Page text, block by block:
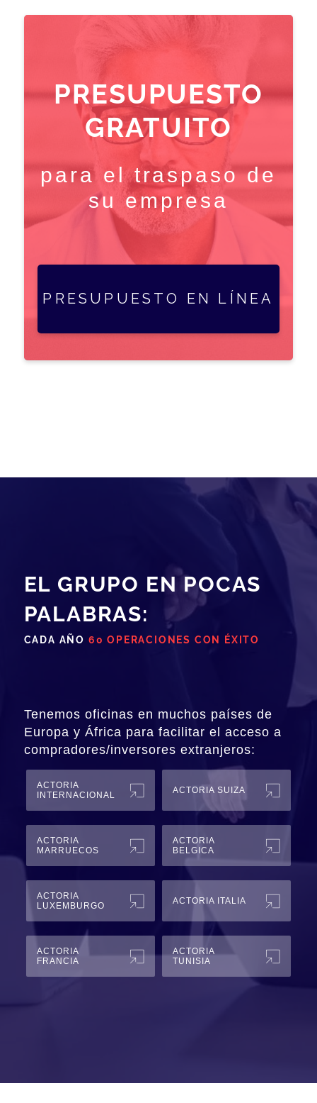
PRESUPUESTO
GRATUITO
para el traspaso de
su empresa
PRESUPUESTO EN LÍNEA
EL GRUPO EN POCAS
PALABRAS:
CADA AÑO 60 OPERACIONES CON ÉXITO
Tenemos oficinas en muchos países de
Europa y África para facilitar el acceso a
compradores/inversores extranjeros:
ACTORIA
INTERNACIONAL
ACTORIA SUIZA
ACTORIA
MARRUECOS
ACTORIA
BELGICA
ACTORIA
LUXEMBURGO
ACTORIA ITALIA
ACTORIA
FRANCIA
ACTORIA
TUNISIA